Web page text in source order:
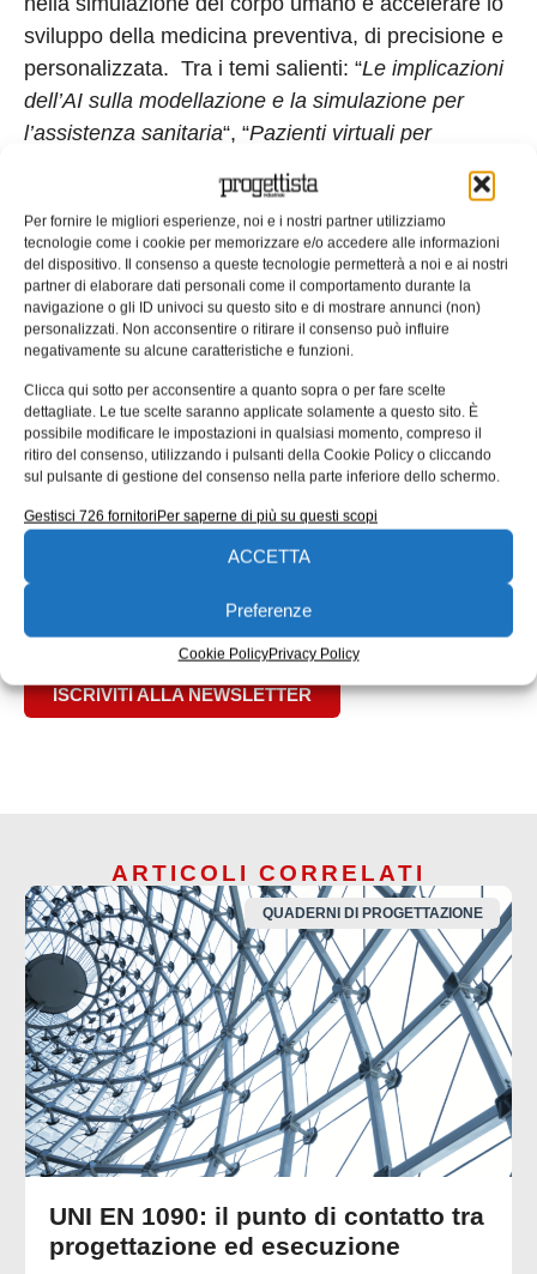
Per fornire le migliori esperienze, noi e i nostri partner utilizziamo
tecnologie come i cookie per memorizzare e/o accedere alle informazioni
del dispositivo. Il consenso a queste tecnologie permetterà a noi e ai nostri
partner di elaborare dati personali come il comportamento durante la
navigazione o gli ID univoci su questo sito e di mostrare annunci (non)
personalizzati. Non acconsentire o ritirare il consenso può influire
negativamente su alcune caratteristiche e funzioni.
Clicca qui sotto per acconsentire a quanto sopra o per fare scelte
dettagliate. Le tue scelte saranno applicate solamente a questo sito. È
possibile modificare le impostazioni in qualsiasi momento, compreso il
ritiro del consenso, utilizzando i pulsanti della Cookie Policy o cliccando
sul pulsante di gestione del consenso nella parte inferiore dello schermo.
Gestisci 726 fornitoriPer saperne di più su questi scopi
ACCETTA
Preferenze
Cookie PolicyPrivacy Policy
sviluppo della medicina preventiva, di precisione e
personalizzata. Tra i temi salienti: “Le implicazioni
dell’AI sulla modellazione e la simulazione per
l’assistenza sanitaria“, “Pazienti virtuali per
virtuale nella cura del paziente“, oltre a interventi di
esperti su “Costruire un gemello virtuale dell’occhio
vivente per migliorare le cure per la cecità“,
“Gemello virtuale del rene: sfide e opportunità“,
“Migliorare la traslocazione della valvola mitrale
utilizzando il modello del cuore vivente”
ancora.
Tag: AI Aziende cad
Gemelli virtuali
Science Week
simulazione
ISCRIVITI ALLA NEWSLETTER
ARTICOLI CORRELATI
QUADERNI DI PROGETTAZIONE
UNI EN 1090: il punto di contatto tra
progettazione ed esecuzione